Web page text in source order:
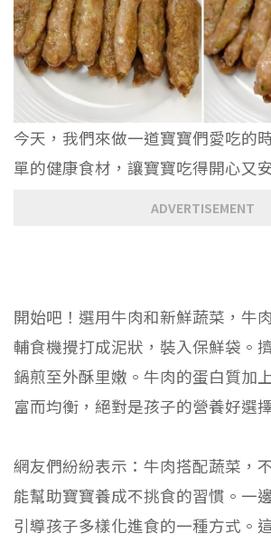
今天，我們來做一道寶寶們愛吃的
單的健康食材，讓寶寶吃得開心又
ADVERTISEMENT
開始吧！選用牛肉和新鮮蔬菜，牛
輔食機攪打成泥狀，裝入保鮮袋。
鍋煎至外酥里嫩。牛肉的蛋白質加
富而均衡，絕對是孩子的營養好選
網友們紛紛表示：牛肉搭配蔬菜，
能幫助寶寶養成不挑食的習慣。一
引導孩子多樣化進食的一種方式。